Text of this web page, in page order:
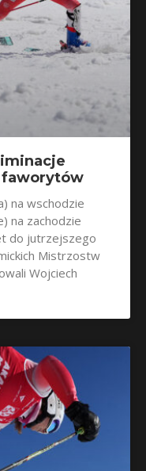
faworytów
na wschodzie
na zachodzie
do jutrzejszego
Mistrzostw
Wojciech